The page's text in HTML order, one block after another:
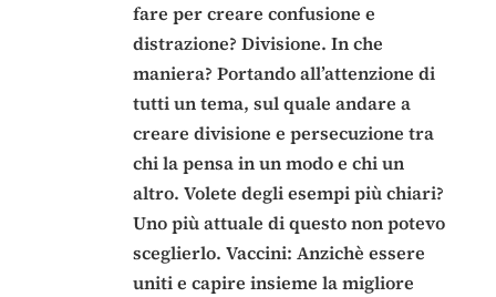
fare per creare confusione e
distrazione? Divisione. In che
maniera? Portando all’attenzione di
tutti un tema, sul quale andare a
creare divisione e persecuzione tra
chi la pensa in un modo e chi un
altro. Volete degli esempi più chiari?
Uno più attuale di questo non potevo
sceglierlo. Vaccini: Anzichè essere
uniti e capire insieme la migliore